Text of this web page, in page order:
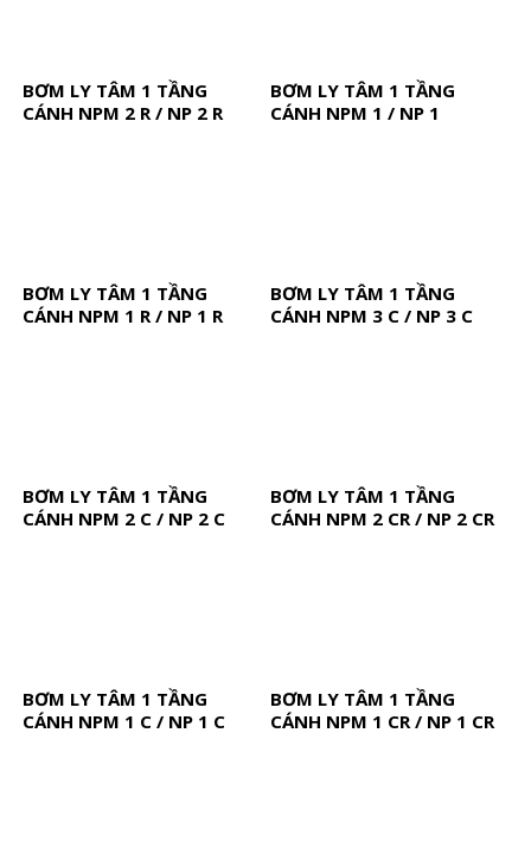
BƠM LY TÂM 1 TẦNG
CÁNH NPM 2 R / NP 2 R
BƠM LY TÂM 1 TẦNG
CÁNH NPM 1 / NP 1
BƠM LY TÂM 1 TẦNG
CÁNH NPM 1 R / NP 1 R
BƠM LY TÂM 1 TẦNG
CÁNH NPM 3 C / NP 3 C
BƠM LY TÂM 1 TẦNG
CÁNH NPM 2 C / NP 2 C
BƠM LY TÂM 1 TẦNG
CÁNH NPM 2 CR / NP 2 CR
BƠM LY TÂM 1 TẦNG
CÁNH NPM 1 C / NP 1 C
BƠM LY TÂM 1 TẦNG
CÁNH NPM 1 CR / NP 1 CR